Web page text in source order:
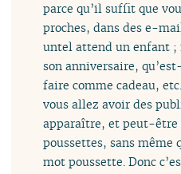
parce qu’il suffit que
proches, dans des e-
untel attend un enfant ;
son anniversaire,
faire comme cadeau,
vous allez avoir des
apparaître, et peut-être
poussettes, sans même
mot poussette. Donc